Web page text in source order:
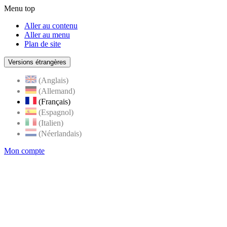
Menu top
Aller au contenu
Aller au menu
Plan de site
Versions étrangères
(Anglais)
(Allemand)
(Français)
(Espagnol)
(Italien)
(Néerlandais)
Mon compte